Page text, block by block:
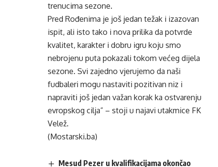
trenucima sezone.
Pred Rođenima je još jedan težak i izazovan
ispit, ali isto tako i nova prilika da potvrde
kvalitet, karakter i dobru igru koju smo
nebrojenu puta pokazali tokom većeg dijela
sezone. Svi zajedno vjerujemo da naši
fudbaleri mogu nastaviti pozitivan niz i
napraviti još jedan važan korak ka ostvarenju
evropskog cilja” – stoji u najavi utakmice FK
Velež.
(Mostarski.ba)
Mesud Pezer u kvalifikacijama okončao